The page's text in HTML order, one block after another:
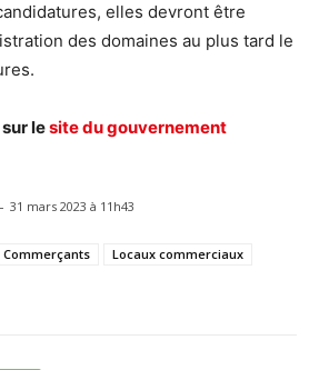
elles devront être
des domaines au plus tard le
lesite du gouvernement
- 31 mars 2023 à 11h43
Commerçants
Locaux commerciaux